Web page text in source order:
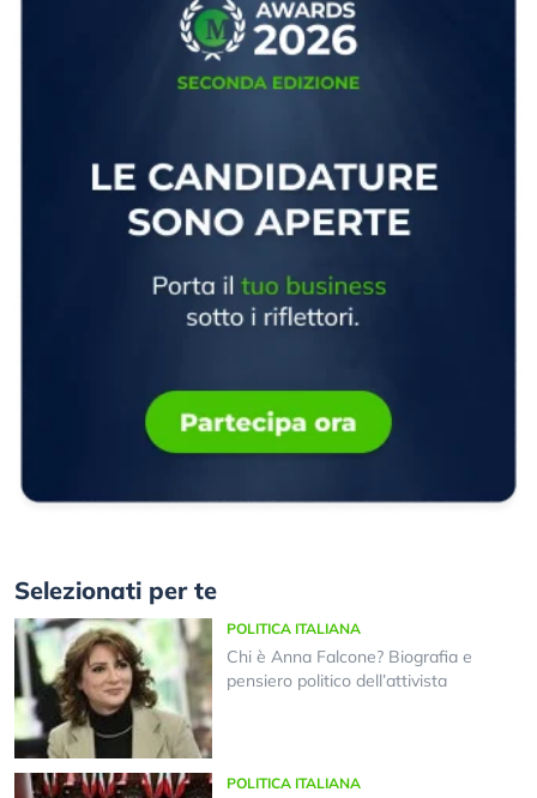
Selezionati per te
POLITICA ITALIANA
Chi è Anna Falcone? Biografia e
pensiero politico dell’attivista
POLITICA ITALIANA